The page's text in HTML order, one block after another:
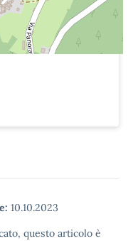
10.10.2023
questo articolo è